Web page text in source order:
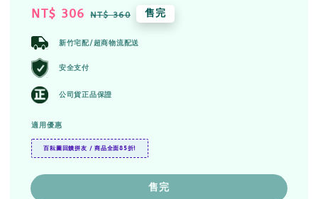
Sale
NT$ 306 Regular
NT$ 360 售完
新竹宅配/超商物流配送
安全支付
公司貨正品保證
適用優惠
百耘圖回饋拼友 / 商品全面85折!
售完